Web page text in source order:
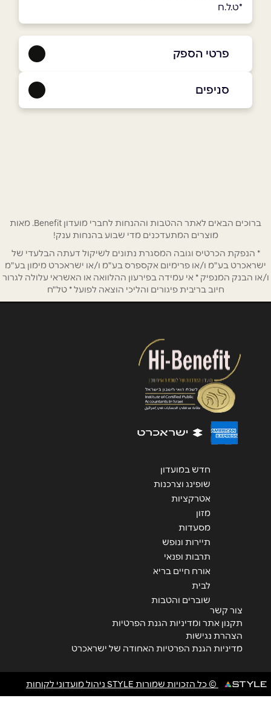
*ט.ל.ח
פרטי הספק
באתר בפייסבוק באינסטגרם
נושא*
שליחה
סניפים
ברוכים הבאים לאתר ההטבות וההנחות לחברי מועדון Benefit. מאות
מוצרים המתעדכנים מדי שבוע בהנחות ענק!
* הנפקת הכרטיס וגובה המסגרת נתונים לשיקול דעתה הבלעדי של
ישראכרט בע"מ ו/או פרימיום אקספרס בע"מ ו/או ישראכרט מימון בע"מ
ו/או הבנק המנפיק * אי עמידה בפירעון ההלוואה או האשראי עלולה לגרור
חיוב בריבית פיגורים והליכי הוצאה לפועל * טל"ח
חדש במועדון
שופינג וצרכנות
אטרקציות
מזון
מסעדות
תיירות ונופש
תרבות ופנאי
אורח חיים בריא
לבית
שוברים והטבות
צור קשר
תקנון אתר ומדיניות הגנת הפרטיות
הצהרת נגישות
מדיניות הגנת הפרטיות האחודה של ישראכרט
© כל הזכויות שמורות STYLE ניהול מועדוני לקוחות